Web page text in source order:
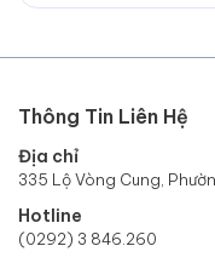
Thông Tin Liên Hệ
Địa chỉ
335 Lộ Vòng Cung,
Hotline
(0292) 3 846.260